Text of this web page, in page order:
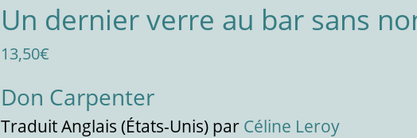
Un dernier verre au bar sans
13,50€
Don Carpenter
TraduitAnglais (États-Unis) par Céline Leroy